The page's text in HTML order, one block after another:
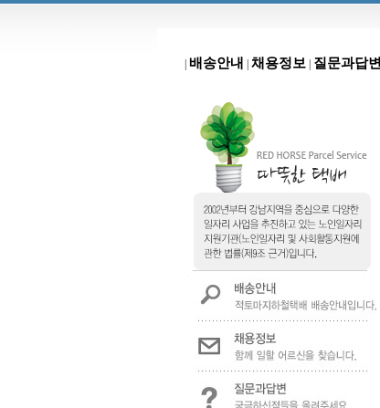
배송안내 채용정보 질문과답변